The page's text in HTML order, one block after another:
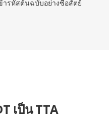
ารหัสต้นฉบับอย่างซื่อสัตย์
เป็น TTA